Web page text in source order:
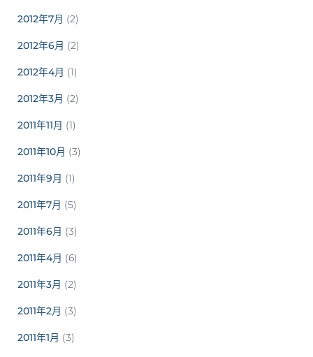
2012年7月 (2)
2012年6月 (2)
2012年4月 (1)
2012年3月 (2)
2011年11月 (1)
2011年10月 (3)
2011年9月 (1)
2011年7月 (5)
2011年6月 (3)
2011年4月 (6)
2011年3月 (2)
2011年2月 (3)
2011年1月 (3)